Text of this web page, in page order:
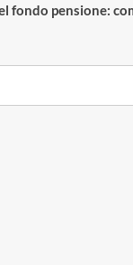
fondo pensione: